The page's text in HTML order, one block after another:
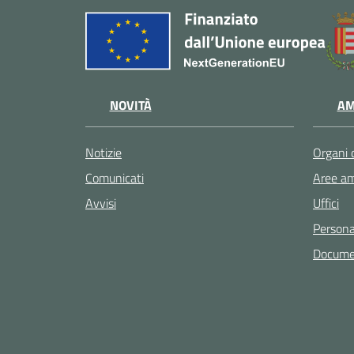
NOVITÀ
Notizie
Comunicati
Avvisi
Organi
Aree
Uffici